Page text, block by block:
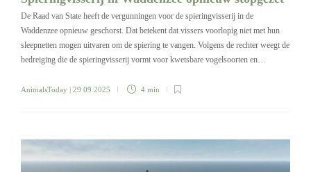
De Raad van State heeft de vergunningen voor de spieringvisserij in de
Waddenzee opnieuw geschorst. Dat betekent dat vissers voorlopig niet met hun
sleepnetten mogen uitvaren om de spiering te vangen. Volgens de rechter weegt de
bedreiging die de spieringvisserij vormt voor kwetsbare vogelsoorten en…
AnimalsToday | 29 09 2025 4 min